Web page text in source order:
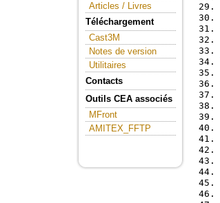
Articles / Livres
Téléchargement
Cast3M
Notes de version
Utilitaires
Contacts
Outils CEA associés
MFront
AMITEX_FFTP